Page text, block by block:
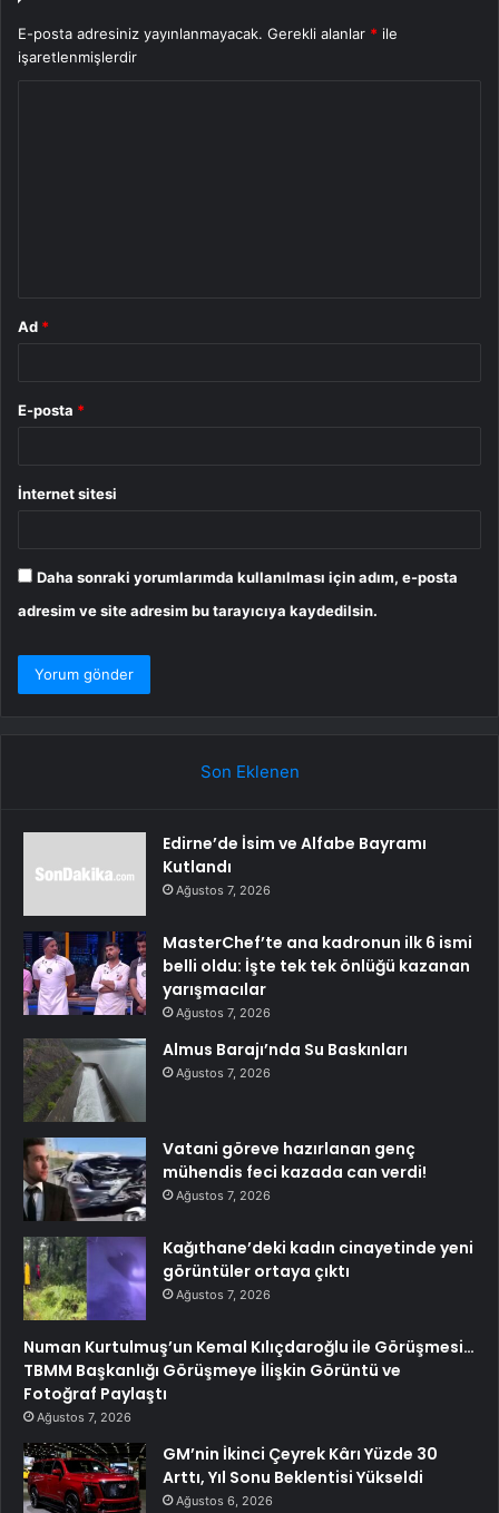
E-posta adresiniz yayınlanmayacak. Gerekli alanlar * ile
işaretlenmişlerdir
Ad *
E-posta *
İnternet sitesi
Daha sonraki yorumlarımda kullanılması için adım, e-posta
adresim ve site adresim bu tarayıcıya kaydedilsin.
Son Eklenen
Edirne’de İsim ve Alfabe Bayramı
Kutlandı
Ağustos 7, 2026
MasterChef’te ana kadronun ilk 6 ismi
belli oldu: İşte tek tek önlüğü kazanan
yarışmacılar
Ağustos 7, 2026
Almus Barajı’nda Su Baskınları
Ağustos 7, 2026
Vatani göreve hazırlanan genç
mühendis feci kazada can verdi!
Ağustos 7, 2026
Kağıthane’deki kadın cinayetinde yeni
görüntüler ortaya çıktı
Ağustos 7, 2026
Numan Kurtulmuş’un Kemal Kılıçdaroğlu ile Görüşmesi…
TBMM Başkanlığı Görüşmeye İlişkin Görüntü ve
Fotoğraf Paylaştı
Ağustos 7, 2026
GM’nin İkinci Çeyrek Kârı Yüzde 30
Arttı, Yıl Sonu Beklentisi Yükseldi
Ağustos 6, 2026